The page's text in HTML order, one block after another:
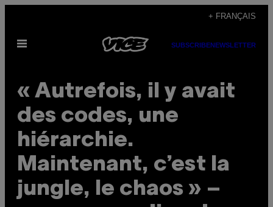
content
+ FRANÇAIS
Open
SUBSCRIBENEWSLETTER
« Autrefois, il y avait
des codes, une
hiérarchie.
Maintenant, c’est la
jungle, le chaos » –